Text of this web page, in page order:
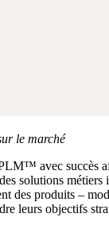
le marché
avec succès
solutions métiers
des produits –
leurs objectifs